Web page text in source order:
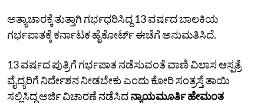
ಅತ್ಯಾಚಾರಕ್ಕೆ ತುತ್ತಾಗಿ ಗರ್ಭಧರಿಸಿದ್ದ 13 ವರ್ಷದ ಬಾಲಕಿಯ
ಗರ್ಭಪಾತಕ್ಕೆ ಕರ್ನಾಟಕ ಹೈಕೋರ್ಟ್ ಈಚೆಗೆ ಅನುಮತಿಸಿದೆ.
13 ವರ್ಷದ ಪುತ್ರಿಗೆ ಗರ್ಭಪಾತ ನಡೆಸುವಂತೆ ವಾಣಿ ವಿಲಾಸ ಆಸ್ಪತ್ರೆ
ವೈದ್ಯರಿಗೆ ನಿರ್ದೇಶನ ನೀಡಬೇಕು ಎಂದು ಕೋರಿ ಸಂತ್ರಸ್ತೆ ತಾಯಿ
ಸಲ್ಲಿಸಿದ್ದ ಅರ್ಜಿ ವಿಚಾರಣೆ ನಡೆಸಿದನ್ಯಾಯಮೂರ್ತಿ ಹೇಮಂತ